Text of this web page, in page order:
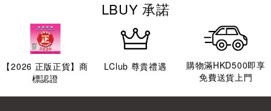
LBUY 承諾
【2026 正版正貨】商
標認證
LClub 尊貴禮遇
購物滿HKD500即享
免費送貨上門